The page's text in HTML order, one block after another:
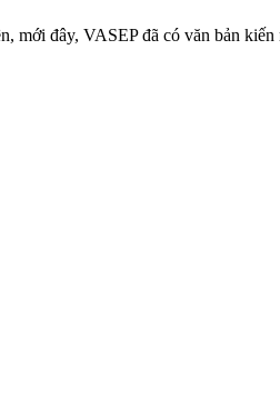
mới đây, VASEP đã có văn bản